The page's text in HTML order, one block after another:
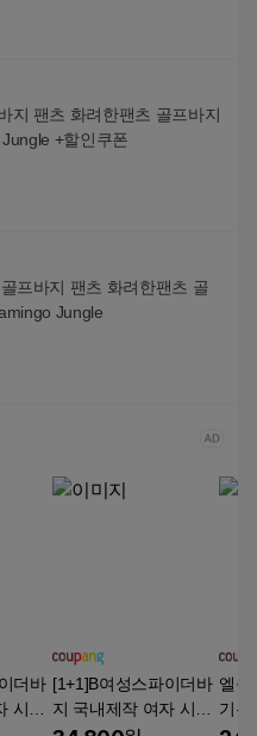
지 팬츠 화려한팬츠 골프바지
+할인쿠폰
프바지 팬츠 화려한팬츠 골
Jungle
더바
시원
[1+1]B여성스파이더바
지 국내제작 여자 시원
엘블
기본